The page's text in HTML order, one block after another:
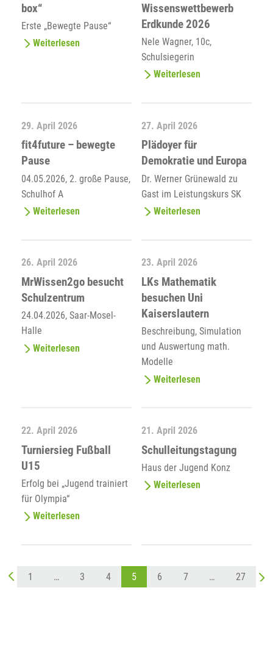
box“
Erste „Bewegte Pause“
Weiterlesen
Wissenswettbewerb
Erdkunde 2026
Nele Wagner, 10c,
Schulsiegerin
Weiterlesen
29. April 2026
fit4future – bewegte
Pause
04.05.2026, 2. große Pause,
Schulhof A
Weiterlesen
27. April 2026
Plädoyer für
Demokratie und Europa
Dr. Werner Grünewald zu
Gast im Leistungskurs SK
Weiterlesen
26. April 2026
MrWissen2go besucht
Schulzentrum
24.04.2026, Saar-Mosel-
Halle
Weiterlesen
23. April 2026
LKs Mathematik
besuchen Uni
Kaiserslautern
Beschreibung, Simulation
und Auswertung math.
Modelle
Weiterlesen
22. April 2026
Turniersieg Fußball
U15
Erfolg bei „Jugend trainiert
für Olympia“
Weiterlesen
21. April 2026
Schulleitungstagung
Haus der Jugend Konz
Weiterlesen
1 … 3 4 5 6 7 … 27